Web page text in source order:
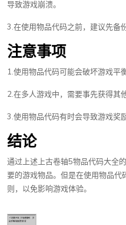
导致游戏崩溃。
3.在使用物品代码之前，建议先备
注意事项
1.使用物品代码可能会破坏游戏平
2.在多人游戏中，需要事先获得其
3.使用物品代码有时会导致游戏奖
结论
通过上述上古卷轴5物品代码大全
要的游戏物品。但是在使用物品
则，以免影响游戏体验。